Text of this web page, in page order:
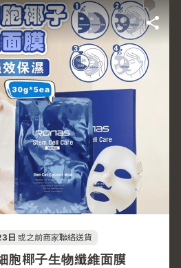
日 或之前商家聯絡送貨
胞椰子生物纖維面膜